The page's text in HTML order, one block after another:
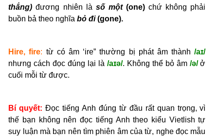
thắng) đương nhiên là số một (one) chứ không phải
buồn bả theo nghĩabỏ đi (gone).
Hire, fire: từ có âm ‘ire” thường bị phát âm thành/aɪ/
nhưng cách đọc đúng lại là /aɪə/. Không thể bỏ âm /ə/ở
cuối mỗi từ được.
Bí quyết: Đọc tiếng Anh đúng từ đầu rất quan trọng, vì
thế bạn không nên đọc tiếng Anh theo kiểu Vietlish tự
suy luận mà bạn nên tìm phiên âm của từ, nghe đọc mẫu